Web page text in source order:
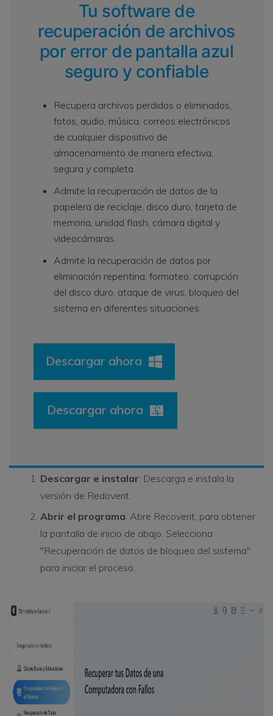
Tu software de
recuperación de archivos
por error de pantalla azul
seguro y confiable
Recupera archivos perdidos o eliminados,
fotos, audio, música, correos electrónicos
de cualquier dispositivo de
almacenamiento de manera efectiva,
segura y completa.
Admite la recuperación de datos de la
papelera de reciclaje, disco duro, tarjeta de
memoria, unidad flash, cámara digital y
videocámaras.
Admite la recuperación de datos por
eliminación repentina, formateo, corrupción
del disco duro, ataque de virus, bloqueo del
sistema en diferentes situaciones.
Descargar ahora
Descargar ahora
Descargar e instalar: Descarga e instala la
versión de Redoverit.
Abrir el programa: Abre Recoverit, para obtener
la pantalla de inicio de abajo. Selecciona
"Recuperación de datos de bloqueo del sistema"
para iniciar el proceso.